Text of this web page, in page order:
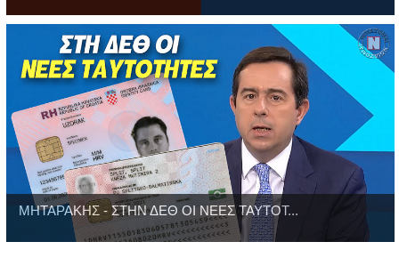
ΜΗΤΑΡΑΚΗΣ - ΣΤΗΝ ΔΕΘ ΟΙ ΝΕΕΣ ΤΑΥΤΟΤ...